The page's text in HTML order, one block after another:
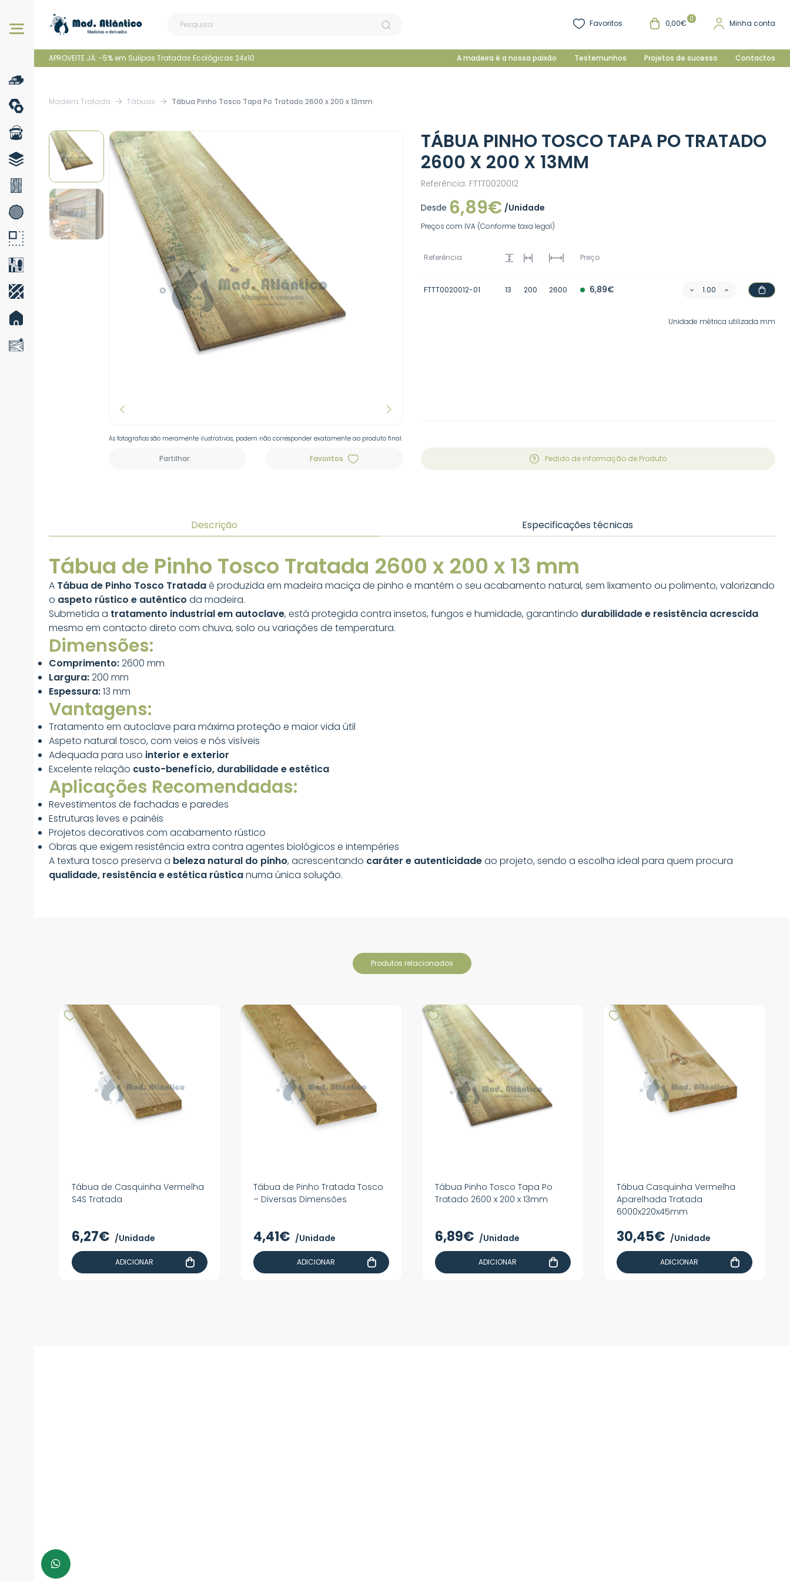
Favoritos 0,00€ 0 Minha conta
APROVEITE JÁ: -5% em Sulipas Tratadas Ecológicas 24x10 A madeira é a nossa paixão Testemunhos Projetos de sucesso Contactos
Os nossos produtos
Madeira Tratada Tábuas Tábua Pinho Tosco Tapa Po Tratado 2600 x 200 x 13mm
As fotografias são meramente ilustrativas, podem não corresponder exatamente ao produto final.
Partilhar: Favoritos
TÁBUA PINHO TOSCO TAPA PO TRATADO
2600 X 200 X 13MM
Referência: FTTT0020012
Desde 6,89€ /Unidade
Preços com IVA (Conforme taxa legal)
Referência Preço
FTTT0020012-01 13 200 2600 6,89€
Unidade métrica utilizada mm
Pedido de informação de Produto
Descrição Especificações técnicas
Tábua de Pinho Tosco Tratada 2600 x 200 x 13 mm
A Tábua de Pinho Tosco Tratadaé produzida em madeira maciça de pinho e mantém o seu acabamento natural, sem lixamento ou polimento, valorizando
o aspeto rústico e autêntico da madeira.
Submetida a tratamento industrial em autoclave, está protegida contra insetos, fungos e humidade, garantindo durabilidade e resistência acrescida
mesmo em contacto direto com chuva, solo ou variações de temperatura.
Dimensões:
Comprimento:2600 mm
Largura:200 mm
Espessura:13 mm
Vantagens:
Tratamento em autoclave para máxima proteção e maior vida útil
Aspeto natural tosco, com veios e nós visíveis
Adequada para uso interior e exterior
Excelente relação custo-benefício, durabilidade e estética
Aplicações Recomendadas:
Revestimentos de fachadas e paredes
Estruturas leves e painéis
Projetos decorativos com acabamento rústico
Obras que exigem resistência extra contra agentes biológicos e intempéries
A textura tosco preserva a beleza natural do pinho, acrescentando caráter e autenticidadeao projeto, sendo a escolha ideal para quem procura
qualidade, resistência e estética rústicanuma única solução.
produtos relacionados
Tábua de Casquinha Vermelha
S4S Tratada
6,27€ /Unidade
ADICIONAR
Tábua de Pinho Tratada Tosco
– Diversas Dimensões
4,41€ /Unidade
ADICIONAR
Tábua Pinho Tosco Tapa Po
Tratado 2600 x 200 x 13mm
6,89€ /Unidade
ADICIONAR
Tábua Casquinha Vermelha
Aparelhada Tratada
6000x220x45mm
30,45€ /Unidade
ADICIONAR